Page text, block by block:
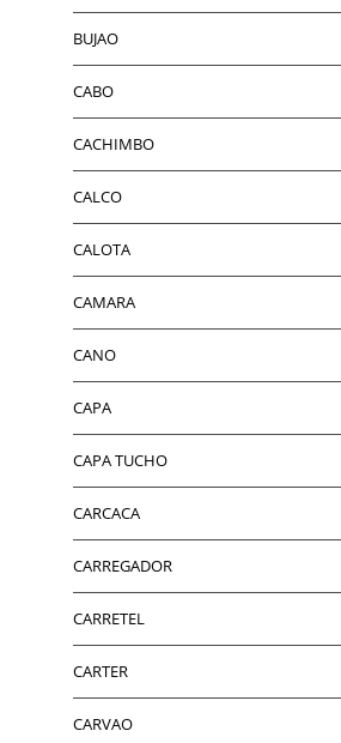
BUJAO
CABO
CACHIMBO
CALCO
CALOTA
CAMARA
CANO
CAPA
CAPA TUCHO
CARCACA
CARREGADOR
CARRETEL
CARTER
CARVAO